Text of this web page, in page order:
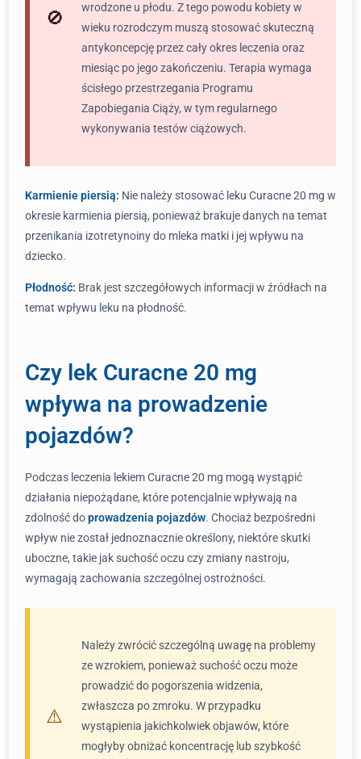
wrodzone u płodu. Z tego powodu kobiety w
wieku rozrodczym muszą stosować skuteczną
antykoncepcję przez cały okres leczenia oraz
miesiąc po jego zakończeniu. Terapia wymaga
ścisłego przestrzegania Programu
Zapobiegania Ciąży, w tym regularnego
wykonywania testów ciążowych.
Karmienie piersią: Nie należy stosować leku Curacne 20 mg w
okresie karmienia piersią, ponieważ brakuje danych na temat
przenikania izotretynoiny do mleka matki i jej wpływu na
dziecko.
Płodność: Brak jest szczegółowych informacji w źródłach na
temat wpływu leku na płodność.
Czy lek Curacne 20 mg
wpływa na prowadzenie
pojazdów?
Podczas leczenia lekiem Curacne 20 mg mogą wystąpić
działania niepożądane, które potencjalnie wpływają na
zdolność doprowadzenia pojazdów. Chociaż bezpośredni
wpływ nie został jednoznacznie określony, niektóre skutki
uboczne, takie jak suchość oczu czy zmiany nastroju,
wymagają zachowania szczególnej ostrożności.
Należy zwrócić szczególną uwagę na problemy
ze wzrokiem, ponieważ suchość oczu może
prowadzić do pogorszenia widzenia,
zwłaszcza po zmroku. W przypadku
wystąpienia jakichkolwiek objawów, które
mogłyby obniżać koncentrację lub szybkość